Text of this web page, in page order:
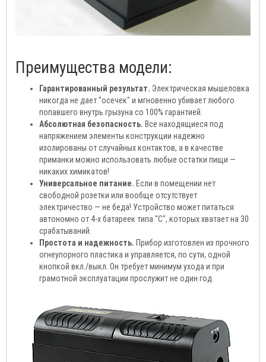
Преимущества модели:
Гарантированный результат. Электрическая мышеловка
никогда не дает "осечек" и мгновенно убивает любого
попавшего внутрь грызуна со 100% гарантией.
Абсолютная безопасность. Все находящиеся под
напряжением элементы конструкции надежно
изолированы от случайных контактов, а в качестве
приманки можно использовать любые остатки пищи —
никаких химикатов!
Универсальное питание. Если в помещении нет
свободной розетки или вообще отсутствует
электричество — не беда! Устройство может питаться
автономно от 4-х батареек типа "С", которых хватает на 30
срабатываний.
Простота и надежность. Прибор изготовлен из прочного
огнеупорного пластика и управляется, по сути, одной
кнопкой вкл./выкл. Он требует минимум ухода и при
грамотной эксплуатации прослужит не один год.